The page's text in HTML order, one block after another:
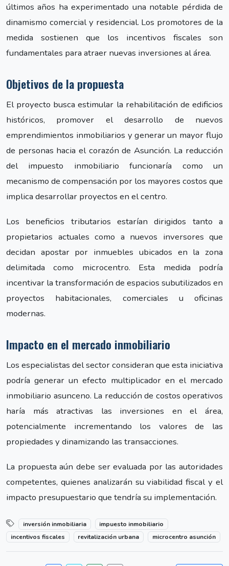
últimos años ha experimentado una notable pérdida de
dinamismo comercial y residencial. Los promotores de la
medida sostienen que los incentivos fiscales son
fundamentales para atraer nuevas inversiones al área.
Objetivos de la propuesta
El proyecto busca estimular la rehabilitación de edificios
históricos, promover el desarrollo de nuevos
emprendimientos inmobiliarios y generar un mayor flujo
de personas hacia el corazón de Asunción. La reducción
del impuesto inmobiliario funcionaría como un
mecanismo de compensación por los mayores costos que
implica desarrollar proyectos en el centro.
Los beneficios tributarios estarían dirigidos tanto a
propietarios actuales como a nuevos inversores que
decidan apostar por inmuebles ubicados en la zona
delimitada como microcentro. Esta medida podría
incentivar la transformación de espacios subutilizados en
proyectos habitacionales, comerciales u oficinas
modernas.
Impacto en el mercado inmobiliario
Los especialistas del sector consideran que esta iniciativa
podría generar un efecto multiplicador en el mercado
inmobiliario asunceno. La reducción de costos operativos
haría más atractivas las inversiones en el área,
potencialmente incrementando los valores de las
propiedades y dinamizando las transacciones.
La propuesta aún debe ser evaluada por las autoridades
competentes, quienes analizarán su viabilidad fiscal y el
impacto presupuestario que tendría su implementación.
inversión inmobiliaria
impuesto inmobiliario
incentivos fiscales
revitalización urbana microcentro asunción